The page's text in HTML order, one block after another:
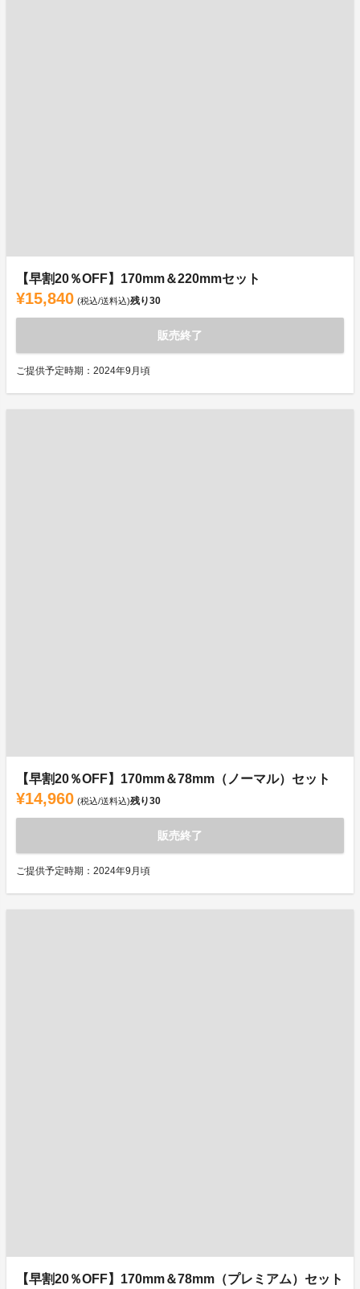
【早割20％OFF】170mm＆220mmセット
¥15,840 (税込/送料込)残り30
販売終了
ご提供予定時期：2024年9月頃
【早割20％OFF】170mm＆78mm（ノーマル）セット
¥14,960 (税込/送料込)残り30
販売終了
ご提供予定時期：2024年9月頃
【早割20％OFF】170mm＆78mm（プレミアム）セット